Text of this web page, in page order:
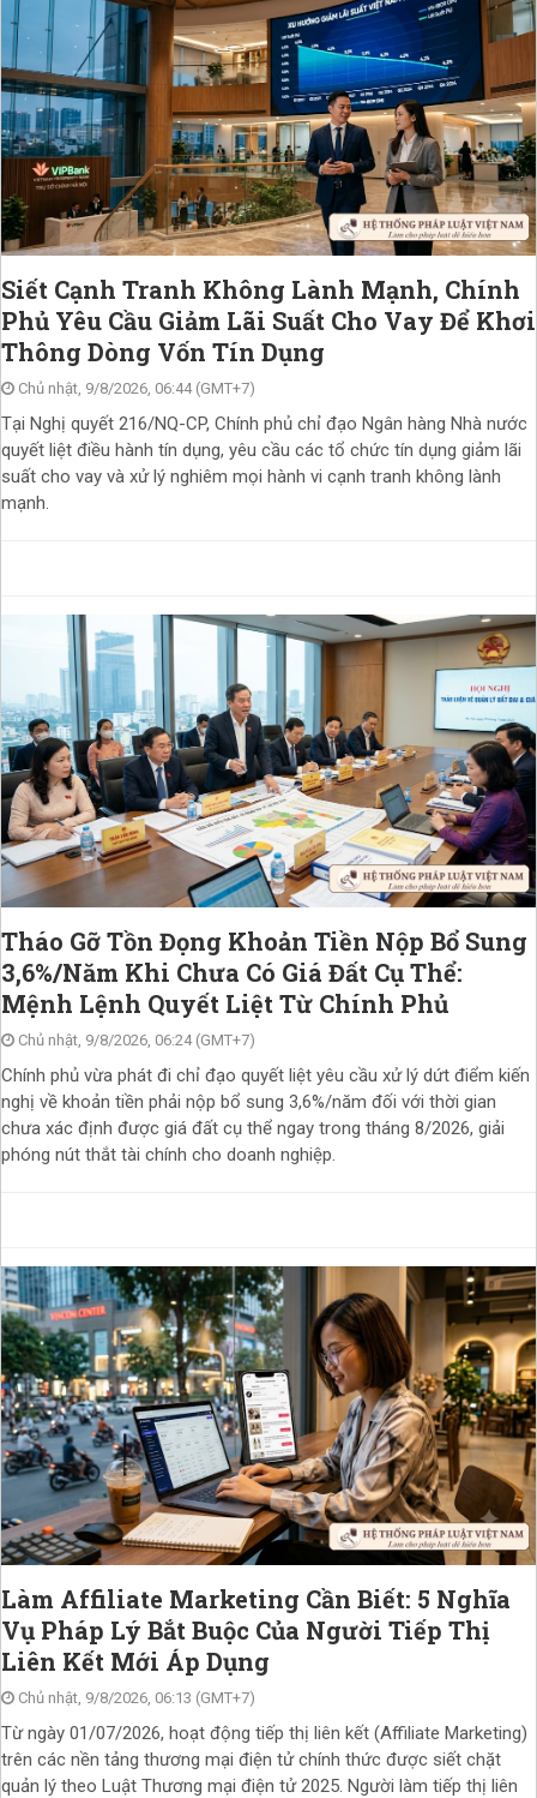
Siết Cạnh Tranh Không Lành Mạnh, Chính
Phủ Yêu Cầu Giảm Lãi Suất Cho Vay Để Khơi
Thông Dòng Vốn Tín Dụng
Chủ nhật, 9/8/2026, 06:44 (GMT+7)
Tại Nghị quyết 216/NQ-CP, Chính phủ chỉ đạo Ngân hàng Nhà nước
quyết liệt điều hành tín dụng, yêu cầu các tổ chức tín dụng giảm lãi
suất cho vay và xử lý nghiêm mọi hành vi cạnh tranh không lành
mạnh.
Tháo Gỡ Tồn Đọng Khoản Tiền Nộp Bổ Sung
3,6%/Năm Khi Chưa Có Giá Đất Cụ Thể:
Mệnh Lệnh Quyết Liệt Từ Chính Phủ
Chủ nhật, 9/8/2026, 06:24 (GMT+7)
Chính phủ vừa phát đi chỉ đạo quyết liệt yêu cầu xử lý dứt điểm kiến
nghị về khoản tiền phải nộp bổ sung 3,6%/năm đối với thời gian
chưa xác định được giá đất cụ thể ngay trong tháng 8/2026, giải
phóng nút thắt tài chính cho doanh nghiệp.
Làm Affiliate Marketing Cần Biết: 5 Nghĩa
Vụ Pháp Lý Bắt Buộc Của Người Tiếp Thị
Liên Kết Mới Áp Dụng
Chủ nhật, 9/8/2026, 06:13 (GMT+7)
Từ ngày 01/07/2026, hoạt động tiếp thị liên kết (Affiliate Marketing)
trên các nền tảng thương mại điện tử chính thức được siết chặt
quản lý theo Luật Thương mại điện tử 2025. Người làm tiếp thị liên